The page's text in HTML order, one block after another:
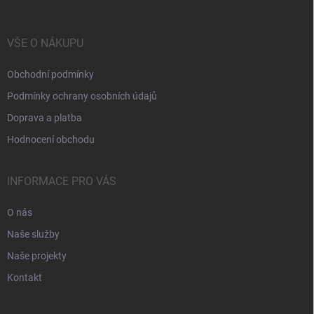
VŠE O NÁKUPU
Obchodní podmínky
Podmínky ochrany osobních údajů
Doprava a platba
Hodnocení obchodu
INFORMACE PRO VÁS
O nás
Naše služby
Naše projekty
Kontakt